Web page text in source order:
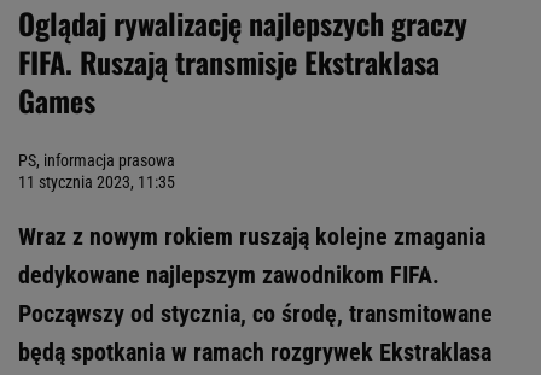
Oglądaj rywalizację najlepszych graczy
FIFA. Ruszają transmisje Ekstraklasa
Games
PS, informacja prasowa
11 stycznia 2023, 11:35
Wraz z nowym rokiem ruszają kolejne zmagania
dedykowane najlepszym zawodnikom FIFA.
Począwszy od stycznia, co środę, transmitowane
będą spotkania w ramach rozgrywek Ekstraklasa